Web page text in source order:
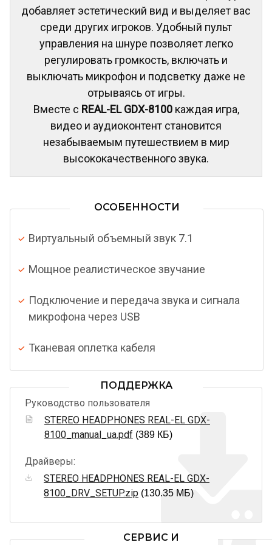
добавляет эстетический вид и выделяет вас
среди других игроков. Удобный пульт
управления на шнуре позволяет легко
регулировать громкость, включать и
выключать микрофон и подсветку даже не
отрываясь от игры.
Вместе с REAL-EL GDX-8100каждая игра,
видео и аудиоконтент становится
незабываемым путешествием в мир
высококачественного звука.
ОСОБЕННОСТИ
Виртуальный объемный звук 7.1
Мощное реалистическое звучание
Подключение и передача звука и сигнала
микрофона через USB
Тканевая оплетка кабеля
ПОДДЕРЖКА
Руководство пользователя
STEREO HEADPHONES REAL-EL GDX-
8100_manual_ua.pdf (389 КБ)
Драйверы:
STEREO HEADPHONES REAL-EL GDX-
8100_DRV_SETUP.zip (130.35 МБ)
СЕРВИС И